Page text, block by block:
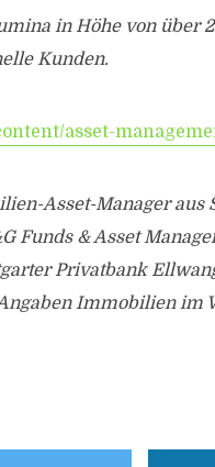
in Höhe von über
Kunden.
asset-
Asset-Manager aus
Funds & Asset
Privatbank
Immobilien im